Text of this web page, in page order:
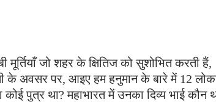
जो शहर के क्षितिज को सुशोभित करती हैं,
के अवसर पर, आइए हम हनुमान के बारे में 12
पुत्र था? महाभारत में उनका दिव्य भाई कौन